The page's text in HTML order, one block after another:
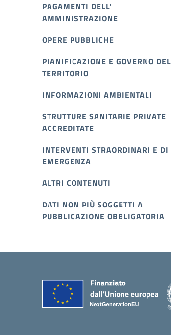
PAGAMENTI DELL'
AMMINISTRAZIONE
OPERE PUBBLICHE
PIANIFICAZIONE E GOVERNO DEL
TERRITORIO
INFORMAZIONI AMBIENTALI
STRUTTURE SANITARIE PRIVATE
ACCREDITATE
INTERVENTI STRAORDINARI E DI
EMERGENZA
ALTRI CONTENUTI
DATI NON PIÙ SOGGETTI A
PUBBLICAZIONE OBBLIGATORIA